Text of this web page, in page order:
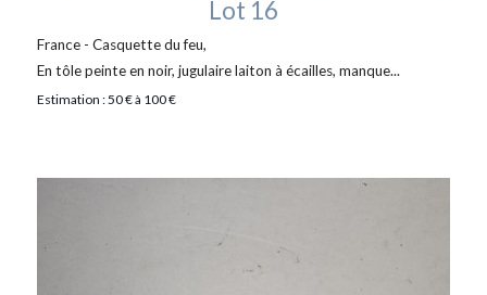
Lot 16
France - Casquette du feu,
En tôle peinte en noir, jugulaire laiton à écailles, manque...
Estimation : 50 € à 100 €